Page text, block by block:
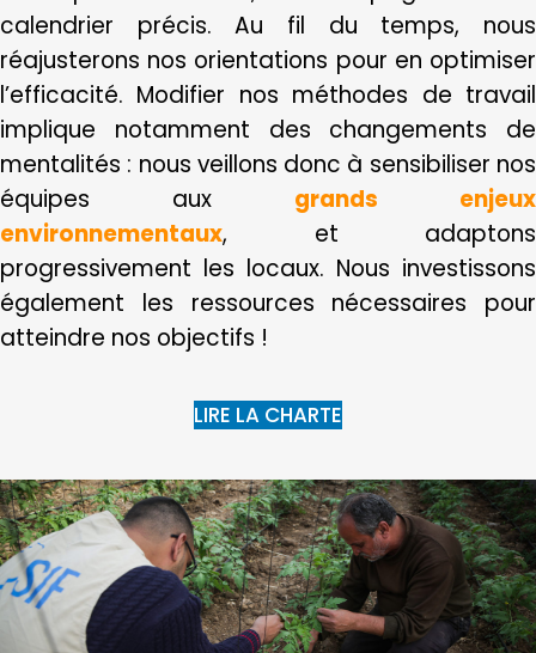
calendrier précis. Au fil du temps, nous
réajusterons nos orientations pour en optimiser
l’efficacité. Modifier nos méthodes de travail
implique notamment des changements de
mentalités : nous veillons donc à sensibiliser nos
équipes aux grands enjeux
environnementaux, et adaptons
progressivement les locaux. Nous investissons
également les ressources nécessaires pour
atteindre nos objectifs !
LIRE LA CHARTE